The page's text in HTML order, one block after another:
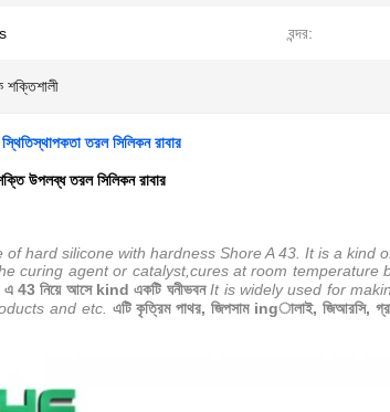
বন্দর:
শক্তিশালী
স্থিতিস্থাপকতা তরল সিলিকন রাবার
উপলব্ধ তরল সিলিকন রাবার
hard silicone with hardness Shore A 43. It is a kind
curing agent or catalyst,cures at room temperature
এ 43 নিয়ে আসে kind একটি ঘনীভবন It is widely used for
and etc. এটি কৃত্রিম পাথর, জিপসাম ingালাই, জিআরসি,